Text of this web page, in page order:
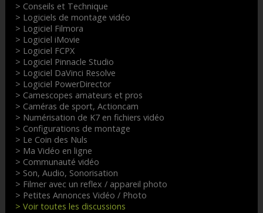
> Conseils et Technique
> Logiciels de montage vidéo
> Logiciel Filmora
> Logiciel iMovie
> Logiciel FCPX
> Logiciel Pinnacle Studio
> Logiciel DaVinci Resolve
> Logiciel PowerDirector
> Camescopes amateurs et pros
> Caméras de sport, Actioncam
> Numérisation de K7 en fichiers vidéo
> Configurations de montage
> Le Coin des Nuls
> Ma Vidéo en ligne
> Communauté vidéo
> Son, Audio, Sonorisation
> Filmer avec un reflex / appareil photo
> Petites Annonces Vidéo / Photo
> Voir toutes les discussions